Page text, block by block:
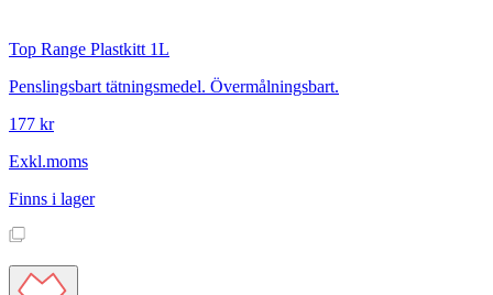
Top Range Plastkitt 1L
Penslingsbart tätningsmedel. Övermålningsbart.
177 kr
Exkl.moms
Finns i lager